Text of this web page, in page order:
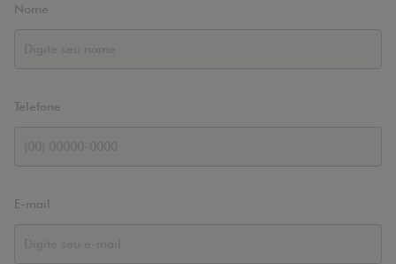
Nome
Telefone
E-mail